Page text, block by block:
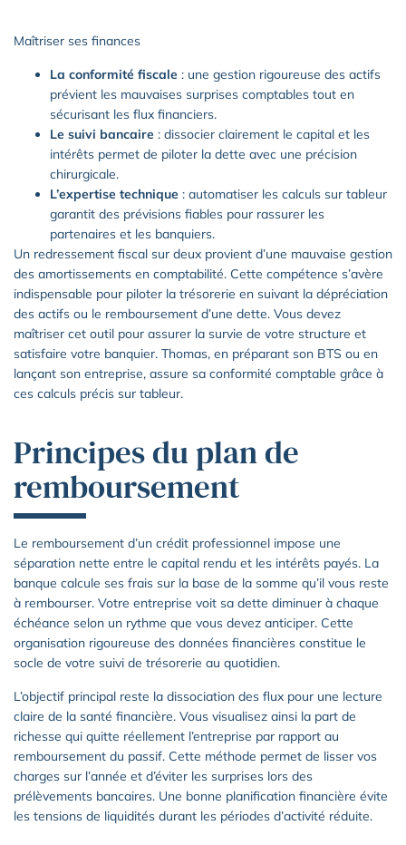
Maîtriser ses finances
La conformité fiscale : une gestion rigoureuse des actifs
prévient les mauvaises surprises comptables tout en
sécurisant les flux financiers.
Le suivi bancaire : dissocier clairement le capital et les
intérêts permet de piloter la dette avec une précision
chirurgicale.
L’expertise technique : automatiser les calculs sur tableur
garantit des prévisions fiables pour rassurer les
partenaires et les banquiers.
Un redressement fiscal sur deux provient d’une mauvaise gestion
des amortissements en comptabilité. Cette compétence s’avère
indispensable pour piloter la trésorerie en suivant la dépréciation
des actifs ou le remboursement d’une dette. Vous devez
maîtriser cet outil pour assurer la survie de votre structure et
satisfaire votre banquier. Thomas, en préparant son BTS ou en
lançant son entreprise, assure sa conformité comptable grâce à
ces calculs précis sur tableur.
Principes du plan de
remboursement
Le remboursement d’un crédit professionnel impose une
séparation nette entre le capital rendu et les intérêts payés. La
banque calcule ses frais sur la base de la somme qu’il vous reste
à rembourser. Votre entreprise voit sa dette diminuer à chaque
échéance selon un rythme que vous devez anticiper. Cette
organisation rigoureuse des données financières constitue le
socle de votre suivi de trésorerie au quotidien.
L’objectif principal reste la dissociation des flux pour une lecture
claire de la santé financière. Vous visualisez ainsi la part de
richesse qui quitte réellement l’entreprise par rapport au
remboursement du passif. Cette méthode permet de lisser vos
charges sur l’année et d’éviter les surprises lors des
prélèvements bancaires. Une bonne planification financière évite
les tensions de liquidités durant les périodes d’activité réduite.